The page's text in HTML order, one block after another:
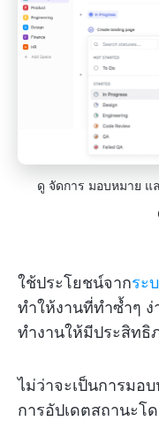
ดู จัดการ มอบหมาย
ใช้ประโยชน์จากระ
ทำให้งานที่ทำซ้ำๆ
ทำงานให้มีประสิทธิ
ไม่ว่าจะเป็นการม
การอัปเดตสถานะโ